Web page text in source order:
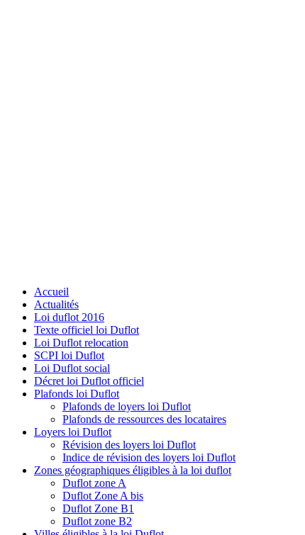
Accueil
Actualités
Loi duflot 2016
Texte officiel loi Duflot
Loi Duflot relocation
SCPI loi Duflot
Loi Duflot social
Décret loi Duflot officiel
Plafonds loi Duflot
Plafonds de loyers loi Duflot
Plafonds de ressources des locataires
Loyers loi Duflot
Révision des loyers loi Duflot
Indice de révision des loyers loi Duflot
Zones géographiques éligibles à la loi duflot
Duflot zone A
Duflot Zone A bis
Duflot Zone B1
Duflot zone B2